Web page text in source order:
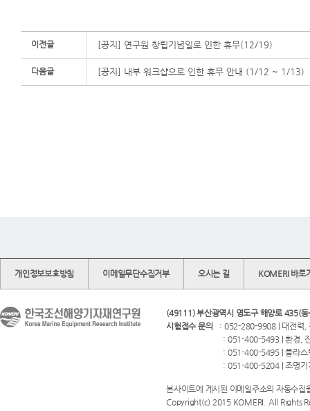
이전글 [공지] 연구원 창립기념일로 인한 휴무(12/19)
다음글 [공지] 내부 워크샵으로 인한 휴무 안내 (1/12 ~ 1/13)
개인정보보호방침 이메일무단수집거부 오시는 길 KOMERI 바로
(49111) 부산광역시 영도구 해양로 435(동
시험접수 문의
: 052-280-9908 | 대전력,
: 051-400-5493 | 환경, 진동, 충격,
: 051-400-5495 | 플라스틱 금속
: 051-400-5204 | 조명기기, 전자
본사이트에 게시된 이메일주소의 자동수
Copyright(c) 2015 KOMERI. All Rights